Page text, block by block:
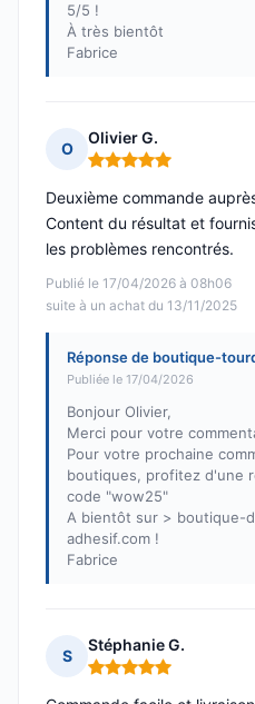
5/5 !
À très bientôt
Fabrice
O
Olivier G.
Note : 5 sur 5
Publié le 17/04/2026 à 08h06
suite à un achat du 13/11/2025
Deuxième commande
Content du résultat et
les problèmes rencontrés.
Réponse de boutique-
Publiée le 17/04/2026
Bonjour Olivier,
Merci pour votre
Pour votre prochaine
boutiques, profitez d'une
code "wow25"
A bientôt sur > boutique-
adhesif.com !
Fabrice
S
Stéphanie G.
Note : 5 sur 5